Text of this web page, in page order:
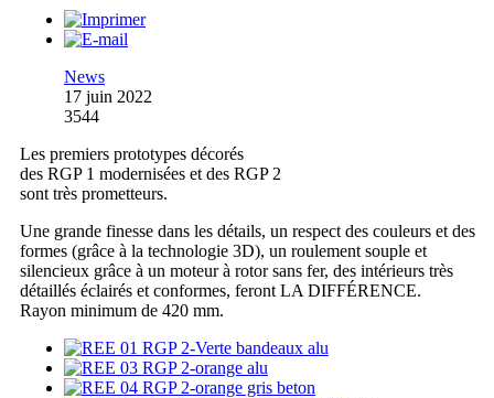
News
17 juin 2022
3544
Les premiers prototypes décorés
des RGP 1 modernisées et des RGP 2
sont très prometteurs.
Une grande finesse dans les détails, un respect des couleurs et des
formes (grâce à la technologie 3D), un roulement souple et
silencieux grâce à un moteur à rotor sans fer, des intérieurs très
détaillés éclairés et conformes, feront LA DIFFÉRENCE.
Rayon minimum de 420 mm.